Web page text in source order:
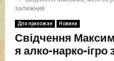
залежний
Для прихожан Новини
Свідчення
я алко-нарко-ігро